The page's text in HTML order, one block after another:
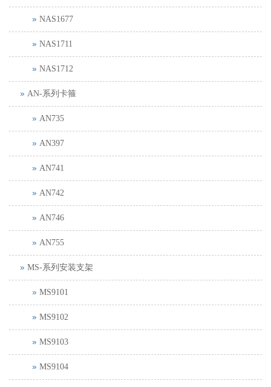
NAS1677
NAS1711
NAS1712
AN-系列卡箍
AN735
AN397
AN741
AN742
AN746
AN755
MS-系列安装支架
MS9101
MS9102
MS9103
MS9104